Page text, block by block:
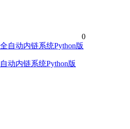
0
动内链系统Python版